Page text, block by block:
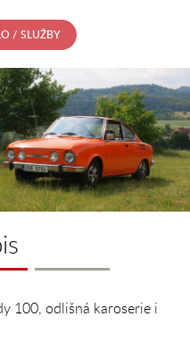
/ SLUŽBY
100, odlišná karoserie i